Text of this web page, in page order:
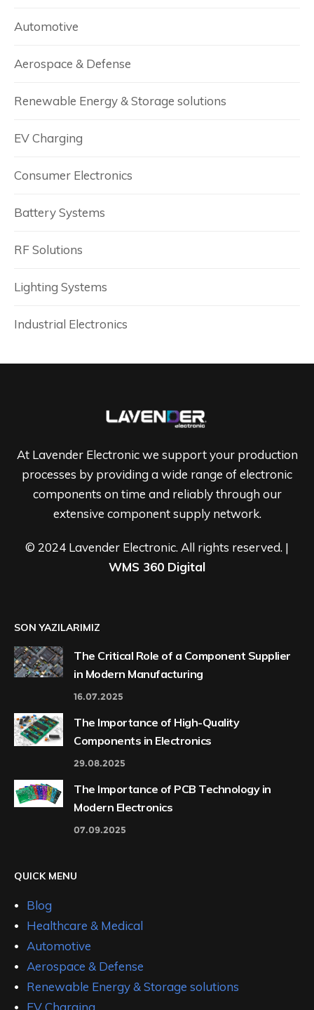
Automotive
Aerospace & Defense
Renewable Energy & Storage solutions
EV Charging
Consumer Electronics
Battery Systems
RF Solutions
Lighting Systems
Industrial Electronics
At Lavender Electronic we support your production
processes by providing a wide range of electronic
components on time and reliably through our
extensive component supply network.
© 2024 Lavender Electronic. All rights reserved. |
WMS 360 Digital
SON YAZILARIMIZ
The Critical Role of a Component Supplier
in Modern Manufacturing
16.07.2025
The Importance of High-Quality
Components in Electronics
29.08.2025
The Importance of PCB Technology in
Modern Electronics
07.09.2025
QUICK MENU
Blog
Healthcare & Medical
Automotive
Aerospace & Defense
Renewable Energy & Storage solutions
EV Charging